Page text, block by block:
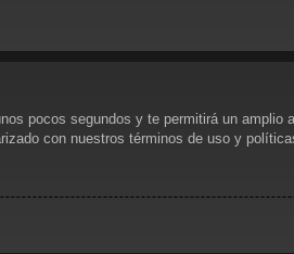
pocos segundos y te permitirá un
con nuestros términos de uso y